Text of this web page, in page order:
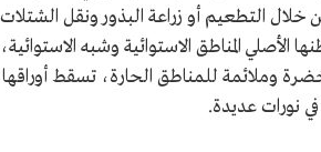
خلال التطعيم أو زراعة البذور ونقل
الأصلي المناطق الاستوائية وشبه
وملائمة للمناطق الحارة، تسقط أوراقها
نورات عديدة.